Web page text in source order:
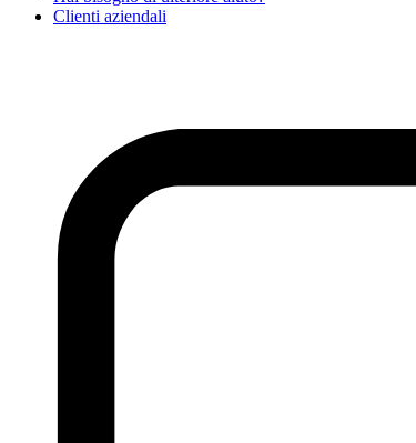
Clienti aziendali